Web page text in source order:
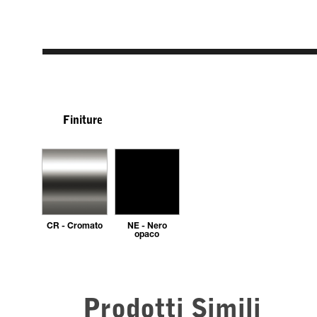
Finiture
CR - Cromato
NE - Nero
opaco
Prodotti Simili